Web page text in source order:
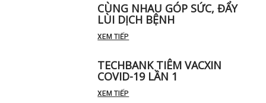
CÙNG NHAU GÓP SỨC, ĐẨY
LÙI DỊCH BỆNH
XEM TIẾP
TECHBANK TIÊM VACXIN
COVID-19 LẦN 1
XEM TIẾP